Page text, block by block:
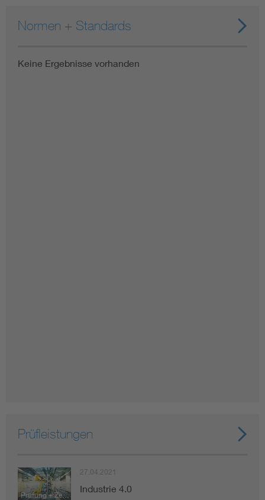
Normen + Standards
Keine Ergebnisse vorhanden
Prüfleistungen
Prüfung + Zertifizierung
27.04.2021
Industrie 4.0